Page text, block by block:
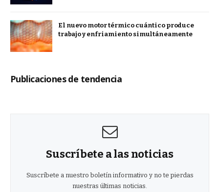
El nuevo motor térmico cuántico produce
trabajo y enfriamiento simultáneamente
Publicaciones de tendencia
Suscríbete a las noticias
Suscríbete a nuestro boletín informativo y no te pierdas
nuestras últimas noticias.